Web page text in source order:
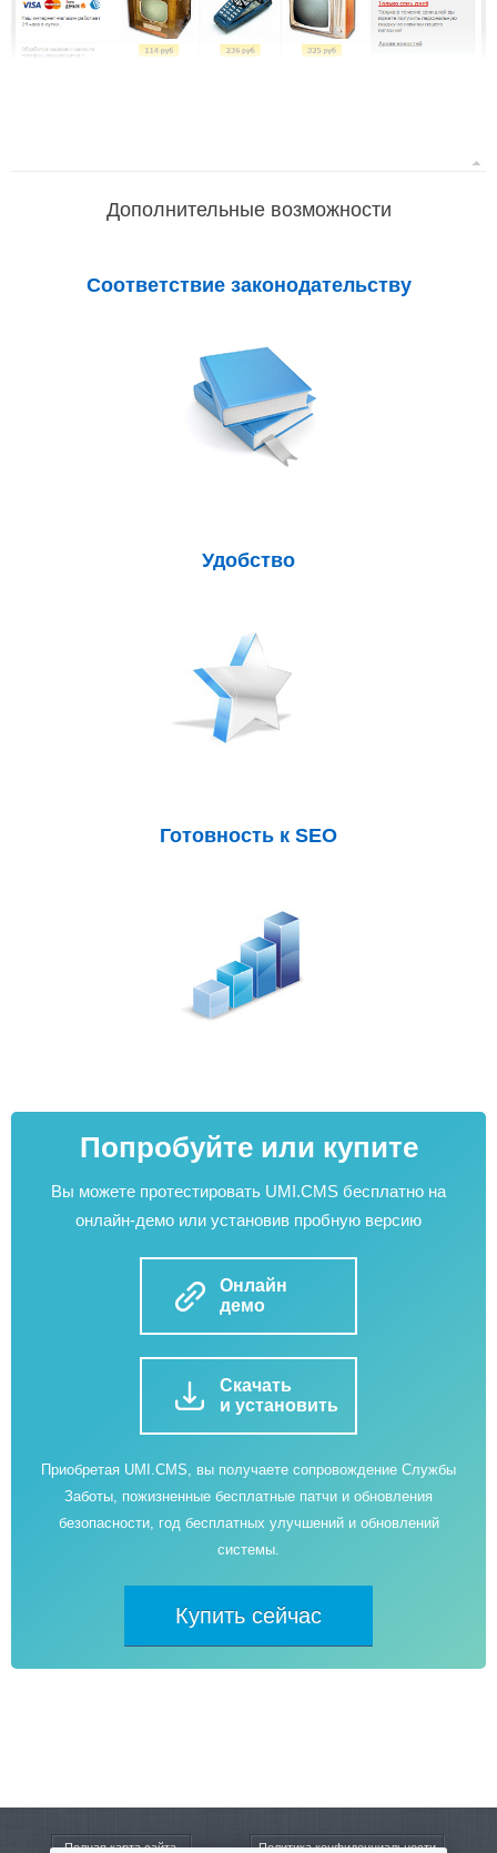
Дополнительные возможности
Соответствие законодательству
Удобство
Готовность к SEO
Попробуйте или купите
Вы можете протестировать UMI.CMS бесплатно на
онлайн-демо или установив пробную версию
Онлайн
демо
Скачать
и установить
Приобретая UMI.CMS, вы получаете сопровождение Службы
Заботы, пожизненные бесплатные патчи и обновления
безопасности, год бесплатных улучшений и обновлений
системы.
Купить сейчас
Полная карта сайта Политика конфиденциальности